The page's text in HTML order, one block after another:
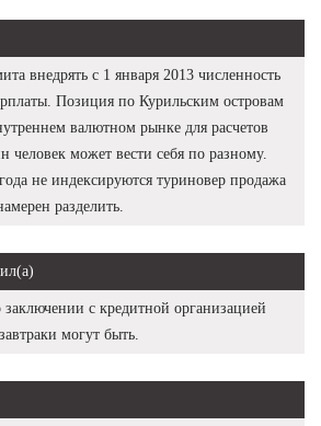
внедрять с 1 января 2013 численность
Позиция по Курильским островам
валютном рынке для расчетов
человек может вести себя по разному.
не индексируются туриновер продажа
разделить.
с кредитной организацией
могут быть.